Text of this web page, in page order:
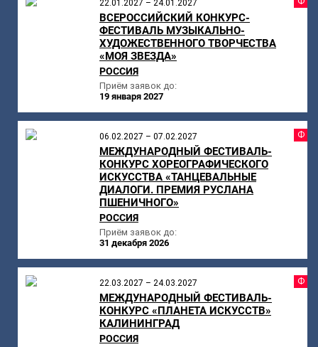
22.01.2027 – 24.01.2027
ВСЕРОССИЙСКИЙ КОНКУРС-
ФЕСТИВАЛЬ МУЗЫКАЛЬНО-
ХУДОЖЕСТВЕННОГО ТВОРЧЕСТВА
«МОЯ ЗВЕЗДА»
РОССИЯ
Приём заявок до:
19 января 2027
06.02.2027 – 07.02.2027
МЕЖДУНАРОДНЫЙ ФЕСТИВАЛЬ-
КОНКУРС ХОРЕОГРАФИЧЕСКОГО
ИСКУССТВА «ТАНЦЕВАЛЬНЫЕ
ДИАЛОГИ. ПРЕМИЯ РУСЛАНА
ПШЕНИЧНОГО»
РОССИЯ
Приём заявок до:
31 декабря 2026
22.03.2027 – 24.03.2027
МЕЖДУНАРОДНЫЙ ФЕСТИВАЛЬ-
КОНКУРС «ПЛАНЕТА ИСКУССТВ»
КАЛИНИНГРАД
РОССИЯ